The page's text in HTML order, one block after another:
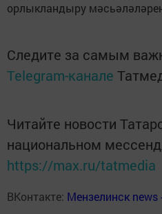
орлыкландыру
Следите за самым
Telegram-канале
Читайте новости
национальном
https://max.ru/tatmedia
ВКонтакте: Мензелинск